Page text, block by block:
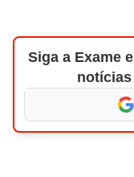
Siga a Exame